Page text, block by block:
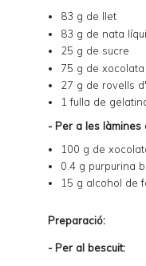
83 g de llet
83 g de nata
25 g de sucre
75 g de
27 g de rovells
1 fulla de
- Per a les làmines
100 g de
0.4 g purpurina
15 g alcohol de
Preparació:
- Per al bescuit: